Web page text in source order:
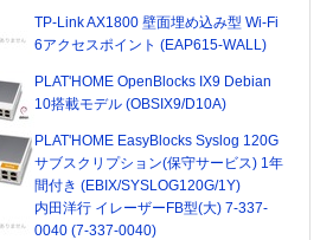
TP-Link AX1800 壁面埋め込み型 Wi-Fi
6アクセスポイント (EAP615-WALL)
PLAT'HOME OpenBlocks IX9 Debian
10搭載モデル (OBSIX9/D10A)
PLAT'HOME EasyBlocks Syslog 120G
サブスクリプション(保守サービス) 1年
間付き (EBIX/SYSLOG120G/1Y)
内田洋行 イレーザーFB型(大) 7-337-
0040 (7-337-0040)